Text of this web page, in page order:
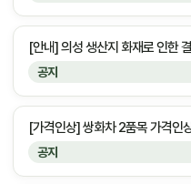
공지
[안내] 의성 생산지 화재로 인한
공지
[가격인상] 쌍화차 2품목 가격인